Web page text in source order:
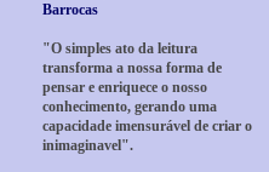
Barrocas
"O simples ato da leitura
transforma a nossa forma de
pensar e enriquece o nosso
conhecimento, gerando uma
capacidade imensurável de criar o
inimaginavel".